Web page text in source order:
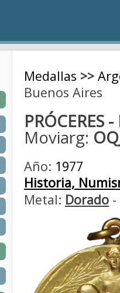
Medallas >>
Buenos Aires
PRÓCERES
Moviarg:
Año: 1977
Historia,
Metal: Dorado